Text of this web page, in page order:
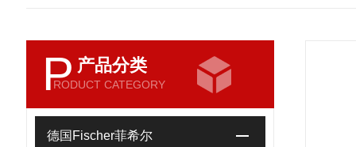
P 产品分类
RODUCT CATEGORY
德国Fischer菲希尔